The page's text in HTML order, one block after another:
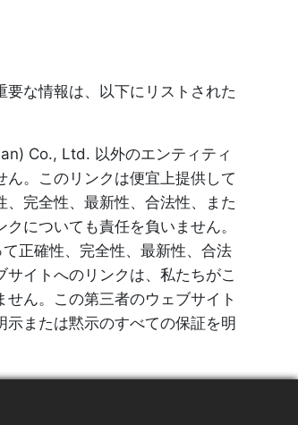
な情報は、以下にリストされた
Co., Ltd. 以外のエンティティ
。このリンクは便宜上提供して
完全性、最新性、合法性、また
についても責任を負いません。
正確性、完全性、最新性、合法
イトへのリンクは、私たちがこ
ん。この第三者のウェブサイト
または黙示のすべての保証を明